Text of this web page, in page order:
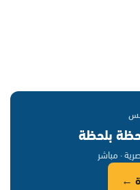
بلحظة
· مباشر
←